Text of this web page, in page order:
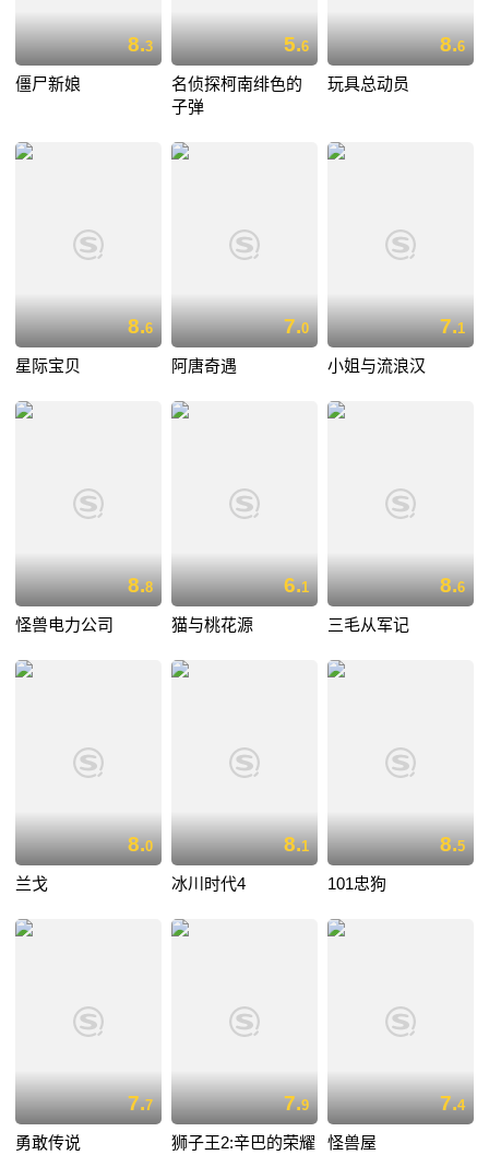
8.3
僵尸新娘
5.6
名侦探柯南绯色的
子弹
8.6
玩具总动员
8.6
星际宝贝
7.0
阿唐奇遇
7.1
小姐与流浪汉
8.8
怪兽电力公司
6.1
猫与桃花源
8.6
三毛从军记
8.0
兰戈
8.1
冰川时代4
8.5
101忠狗
7.7
勇敢传说
7.9
狮子王2:辛巴的荣耀
7.4
怪兽屋